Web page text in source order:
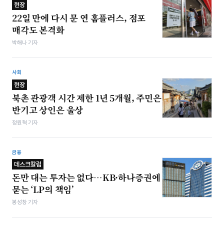
현장
22일 만에 다시 문 연 홈플러스, 점포
매각도 본격화
박해나 기자
사회
현장
북촌 관광객 시간 제한 1년 5개월, 주민은
반기고 상인은 울상
정원혁 기자
금융
데스크칼럼
돈만 대는 투자는 없다…KB·하나증권에
묻는 ‘LP의 책임’
봉성창 기자